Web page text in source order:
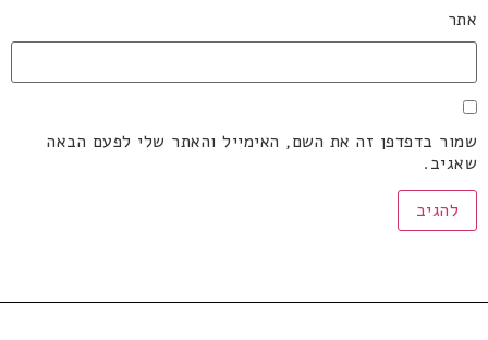
אתר
שמור בדפדפן זה את השם, האימייל והאתר שלי לפעם הבאה
שאגיב.